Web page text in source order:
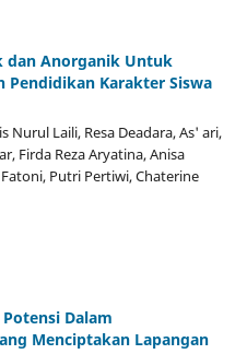
dan Anorganik Untuk
Pendidikan Karakter Siswa
Nurul Laili, Resa Deadara, As' ari,
Firda Reza Aryatina, Anisa
Putri Pertiwi, Chaterine
Dalam
Menciptakan Lapangan